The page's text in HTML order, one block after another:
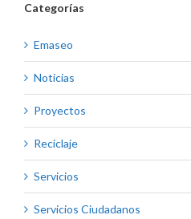
Categorías
Emaseo
Noticias
Proyectos
Reciclaje
Servicios
Servicios Ciudadanos